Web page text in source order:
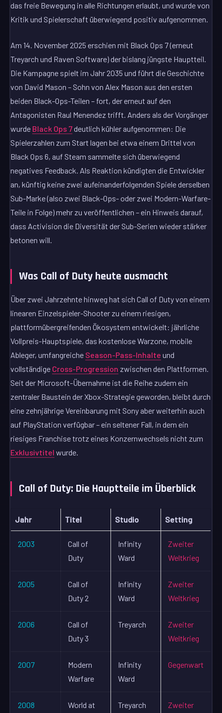
das freie Bewegung in alle Richtungen erlaubt, und wurde von
Kritik und Spielerschaft überwiegend positiv aufgenommen.
Am 14. November 2025 erschien mit Black Ops 7 (erneut
Treyarch und Raven Software) der bislang jüngste Hauptteil.
Die Kampagne spielt im Jahr 2035 und führt die Geschichte
von David Mason – Sohn von Alex Mason aus den ersten
beiden Black-Ops-Teilen – fort, der erneut auf den
Antagonisten Raul Menendez trifft. Anders als der Vorgänger
wurde Black Ops 7deutlich kühler aufgenommen: Die
Spielerzahlen zum Start lagen bei etwa einem Drittel von
Black Ops 6, auf Steam sammelte sich überwiegend
negatives Feedback. Als Reaktion kündigten die Entwickler
an, künftig keine zwei aufeinanderfolgenden Spiele derselben
Sub-Marke (also zwei Black-Ops- oder zwei Modern-Warfare-
Teile in Folge) mehr zu veröffentlichen – ein Hinweis darauf,
dass Activision die Diversität der Sub-Serien wieder stärker
betonen will.
Was Call of Duty heute ausmacht
Über zwei Jahrzehnte hinweg hat sich Call of Duty von einem
linearen Einzelspieler-Shooter zu einem riesigen,
plattformübergreifenden Ökosystem entwickelt: jährliche
Vollpreis-Hauptspiele, das kostenlose Warzone, mobile
Ableger, umfangreiche Season-Pass-Inhalte und
vollständige Cross-Progression zwischen den Plattformen.
Seit der Microsoft-Übernahme ist die Reihe zudem ein
zentraler Baustein der Xbox-Strategie geworden, bleibt durch
eine zehnjährige Vereinbarung mit Sony aber weiterhin auch
auf PlayStation verfügbar – ein seltener Fall, in dem ein
riesiges Franchise trotz eines Konzernwechsels nicht zum
Exklusivtitel wurde.
Call of Duty: Die Hauptteile im Überblick
Jahr Titel Studio Setting
2003
Call of
Duty
Infinity
Ward
Zweiter
Weltkrieg
2005
Call of
Duty 2
Infinity
Ward
Zweiter
Weltkrieg
2006
Call of
Duty 3
Treyarch
Zweiter
Weltkrieg
2007
Modern
Warfare
Infinity
Ward
Gegenwart
2008 World at Treyarch Zweiter